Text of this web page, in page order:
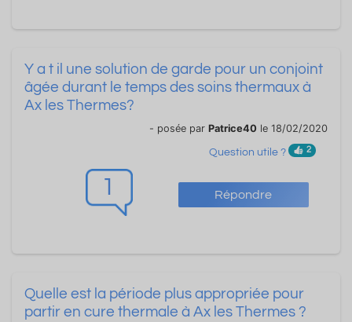
1 Répondre
Y a t il une solution de garde pour un conjoint
âgée durant le temps des soins thermaux à
Ax les Thermes?
- posée par Patrice40 le 18/02/2020
Question utile ? 2
Quelle est la période plus appropriée pour
partir en cure thermale à Ax les Thermes ?